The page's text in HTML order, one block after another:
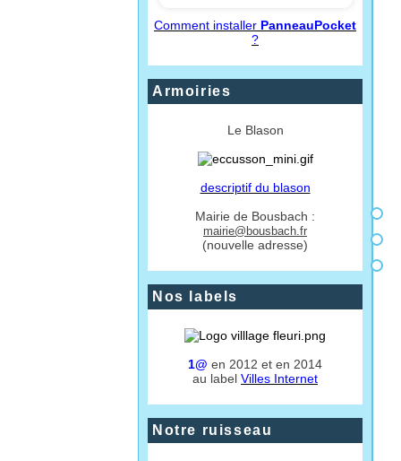
Comment installer PanneauPocket
?
Armoiries
Le Blason
descriptif du blason
Mairie de Bousbach :
mairie@bousbach.fr
(nouvelle adresse)
Nos labels
1@ en 2012 et en 2014
au label Villes Internet
Notre ruisseau